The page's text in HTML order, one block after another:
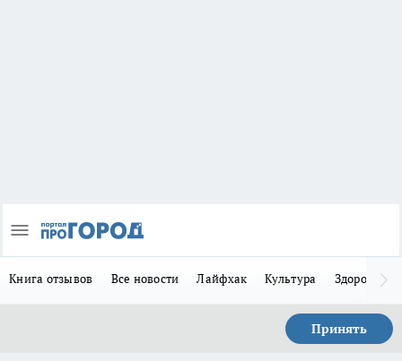
Книга отзывов Все новости Лайфхак Культура Здоровье
Принять